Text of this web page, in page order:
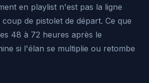
en playlist n'est pas la ligne
de pistolet de départ. Ce que
48 à 72 heures après le
si l'élan se multiplie ou retombe